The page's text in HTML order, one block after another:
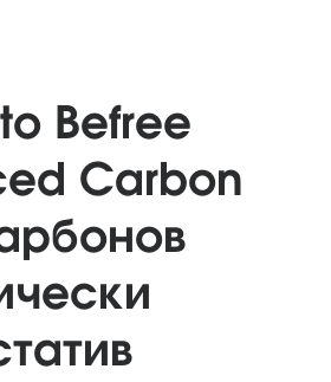
Befree
Carbon